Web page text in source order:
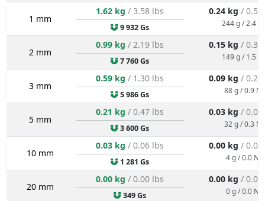
1 mm
1.62 kg / 3.58 lbs
9 932 Gs
0.24 kg / 0.54
244 g / 2.4 N
2 mm
0.99 kg / 2.19 lbs
7 760 Gs
0.15 kg / 0.33
149 g / 1.5 N
3 mm
0.59 kg / 1.30 lbs
5 986 Gs
0.09 kg / 0.20
88 g / 0.9 N
5 mm
0.21 kg / 0.47 lbs
3 600 Gs
0.03 kg / 0.07
32 g / 0.3 N
10 mm
0.03 kg / 0.06 lbs
1 281 Gs
0.00 kg / 0.01
4 g / 0.0 N
20 mm
0.00 kg / 0.00 lbs
349 Gs
0.00 kg / 0.00
0 g / 0.0 N